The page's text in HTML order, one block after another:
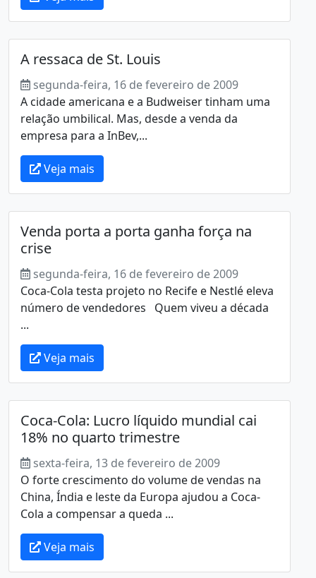
A ressaca de St. Louis
segunda-feira, 16 de fevereiro de 2009
A cidade americana e a Budweiser tinham uma
relação umbilical. Mas, desde a venda da
empresa para a InBev,...
Veja mais
Venda porta a porta ganha força na
crise
segunda-feira, 16 de fevereiro de 2009
Coca-Cola testa projeto no Recife e Nestlé eleva
número de vendedores Quem viveu a década
...
Veja mais
Coca-Cola: Lucro líquido mundial cai
18% no quarto trimestre
sexta-feira, 13 de fevereiro de 2009
O forte crescimento do volume de vendas na
China, Índia e leste da Europa ajudou a Coca-
Cola a compensar a queda ...
Veja mais